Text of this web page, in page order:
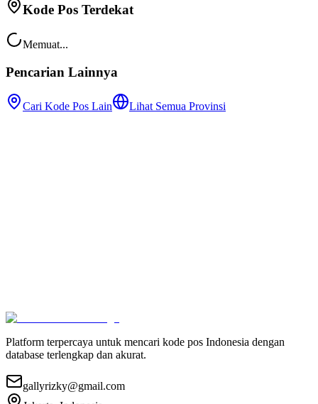
Kode Pos Terdekat
Memuat...
Pencarian Lainnya
Cari Kode Pos Lain Lihat Semua Provinsi
Platform terpercaya untuk mencari kode pos Indonesia dengan
database terlengkap dan akurat.
gallyrizky@gmail.com